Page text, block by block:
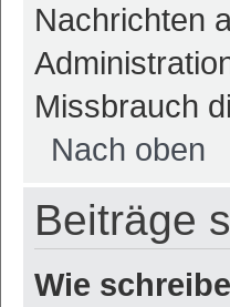
Nachrichten
Missbrauch
Nach oben
Beiträge
Wie